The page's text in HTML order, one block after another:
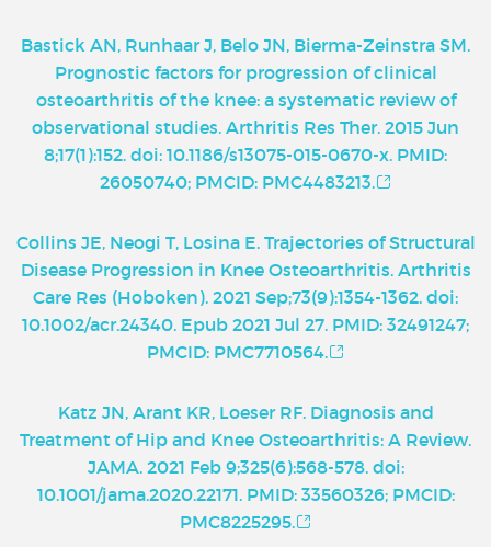
Bastick AN, Runhaar J, Belo JN, Bierma-Zeinstra SM.
Prognostic factors for progression of clinical
osteoarthritis of the knee: a systematic review of
observational studies. Arthritis Res Ther. 2015 Jun
8;17(1):152. doi: 10.1186/s13075-015-0670-x. PMID:
26050740; PMCID: PMC4483213.
Collins JE, Neogi T, Losina E. Trajectories of Structural
Disease Progression in Knee Osteoarthritis. Arthritis
Care Res (Hoboken). 2021 Sep;73(9):1354-1362. doi:
10.1002/acr.24340. Epub 2021 Jul 27. PMID: 32491247;
PMCID: PMC7710564.
Katz JN, Arant KR, Loeser RF. Diagnosis and
Treatment of Hip and Knee Osteoarthritis: A Review.
JAMA. 2021 Feb 9;325(6):568-578. doi:
10.1001/jama.2020.22171. PMID: 33560326; PMCID:
PMC8225295.